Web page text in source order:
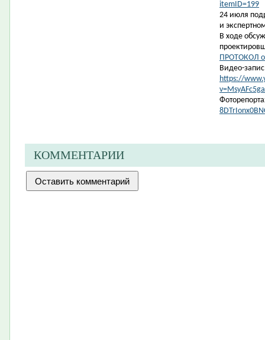
itemID=199
24 июля
и
В ходе
ПРОТОКОЛ
Видео-
https://
КОММЕНТАРИИ